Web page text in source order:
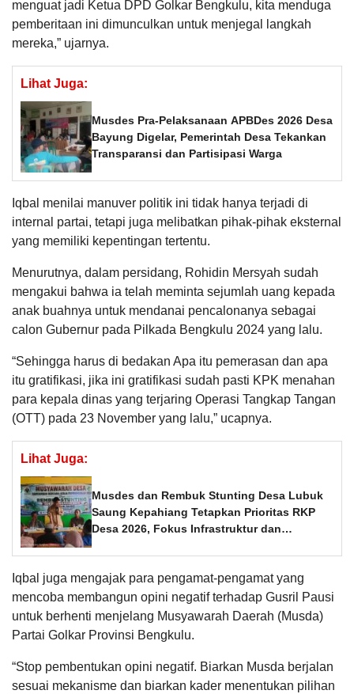
menguat jadi Ketua DPD Golkar Bengkulu, kita menduga
pemberitaan ini dimunculkan untuk menjegal langkah
mereka,” ujarnya.
Lihat Juga:
Musdes Pra-Pelaksanaan APBDes 2026 Desa
Bayung Digelar, Pemerintah Desa Tekankan
Transparansi dan Partisipasi Warga
Iqbal menilai manuver politik ini tidak hanya terjadi di
internal partai, tetapi juga melibatkan pihak-pihak eksternal
yang memiliki kepentingan tertentu.
Menurutnya, dalam persidang, Rohidin Mersyah sudah
mengakui bahwa ia telah meminta sejumlah uang kepada
anak buahnya untuk mendanai pencalonanya sebagai
calon Gubernur pada Pilkada Bengkulu 2024 yang lalu.
“Sehingga harus di bedakan Apa itu pemerasan dan apa
itu gratifikasi, jika ini gratifikasi sudah pasti KPK menahan
para kepala dinas yang terjaring Operasi Tangkap Tangan
(OTT) pada 23 November yang lalu,” ucapnya.
Lihat Juga:
Musdes dan Rembuk Stunting Desa Lubuk
Saung Kepahiang Tetapkan Prioritas RKP
Desa 2026, Fokus Infrastruktur dan
Iqbal juga mengajak para pengamat-pengamat yang
mencoba membangun opini negatif terhadap Gusril Pausi
untuk berhenti menjelang Musyawarah Daerah (Musda)
Partai Golkar Provinsi Bengkulu.
“Stop pembentukan opini negatif. Biarkan Musda berjalan
sesuai mekanisme dan biarkan kader menentukan pilihan